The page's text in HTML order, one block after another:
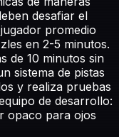
desafiar el
promedio
en 2-5 minutos.
de 10 minutos sin
sistema de pistas
y realiza pruebas
de desarrollo:
opaco para ojos